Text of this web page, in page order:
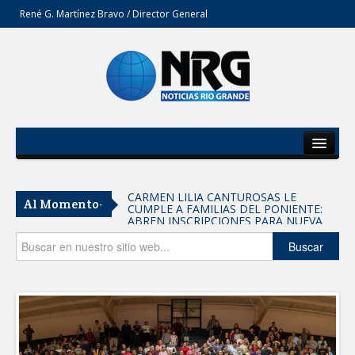
René G. Martínez Bravo / Director General
Del Estado
Secciones
Opinión
Al Momento- CARMEN LILIA CANTUROSAS LE
CUMPLE A FAMILIAS DEL PONIENTE:
ABREN INSCRIPCIONES PARA NUEVA
PRIMARIA EN EL PROGRESO
Entrega SEBIEN paquetes alimentarios
en Tampico
FORTALECE IMJUVE SALUD MENTAL DE
JÓVENES CON TERAPIAS PSICOLÓGICAS
GRATUITAS
Llama Carlos Peña Ortiz a realizar
investigación en tema de la refinería
Buscar